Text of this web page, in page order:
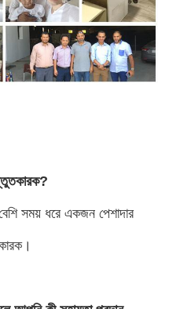
সময় ধরে একজন পেশাদার